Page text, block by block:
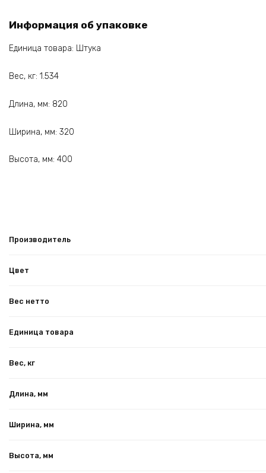
Информация об упаковке
Единица товара: Штука
Вес, кг: 1.534
Длина, мм: 820
Ширина, мм: 320
Высота, мм: 400
Производитель
Цвет
Вес нетто
Единица товара
Вес, кг
Длина, мм
Ширина, мм
Высота, мм